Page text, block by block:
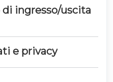
ingresso/uscita
e privacy